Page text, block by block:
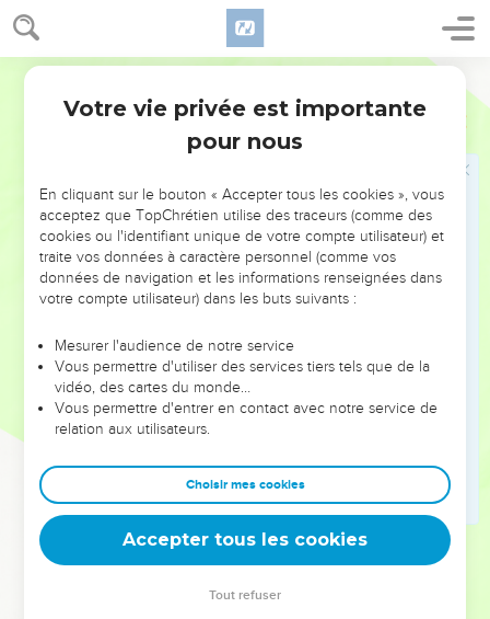
NE MANQUEZ PAS L’ÉVÉNEMENT
DE L’ANNÉE !
ET SI LEURS ERREURS POUVAIENT VOUS ÉVITER LES
VOTRES ?
leur foi ou leur vision. Mais on voit moins les doutes, les erreurs
et les saisons difficiles qu'ils ont traversés, alors même que ce
sont elles qui les ont façonnés.
Dans cette conférence, leaders, entrepreneurs, et responsables
clés pour avancer avec plus de sagesse afin que leurs erreurs
deviennent vos tremplins. Que vous guidiez un ministère, une
équipe, un groupe ou une famille, leur expérience est faite
Votre vie privée est importante
pour nous
En cliquant sur le bouton « Accepter tous les cookies », vous
acceptez que TopChrétien utilise des traceurs (comme des
cookies ou l'identifiant unique de votre compte utilisateur) et
traite vos données à caractère personnel (comme vos
données de navigation et les informations renseignées dans
votre compte utilisateur) dans les buts suivants :
Mesurer l'audience de notre service
Vous permettre d'utiliser des services tiers tels que de la
vidéo, des cartes du monde…
Vous permettre d'entrer en contact avec notre service de
relation aux utilisateurs.
Choisir mes cookies
Accepter tous les cookies
Tout refuser